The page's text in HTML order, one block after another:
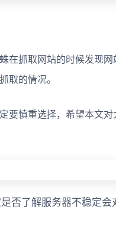
在抓取网站的时候发现网
取的情况。
要慎重选择，希望本文对
否了解服务器不稳定会